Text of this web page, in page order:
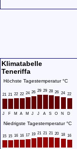
Klimatabelle
Teneriffa
Höchste Tagestemperatur °C
21 21 22 22 24 26 29 29 28 26 24 22
J F M A M J J A S O N D
Niedrigste Tagestemperatur °C
15 15 16 16 17 19 21 21 21 20 18 16